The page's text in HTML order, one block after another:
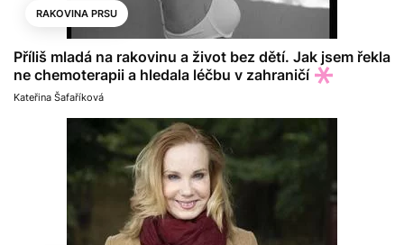
RAKOVINA PRSU
Příliš mladá na rakovinu a život bez dětí. Jak jsem řekla
ne chemoterapii a hledala léčbu v zahraničí
Kateřina Šafaříková